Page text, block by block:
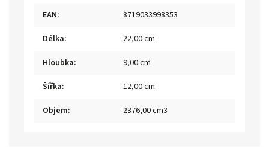
EAN:
8719033998353
Délka:
22,00 cm
Hloubka:
9,00 cm
Šířka:
12,00 cm
Objem: 2376,00 cm3